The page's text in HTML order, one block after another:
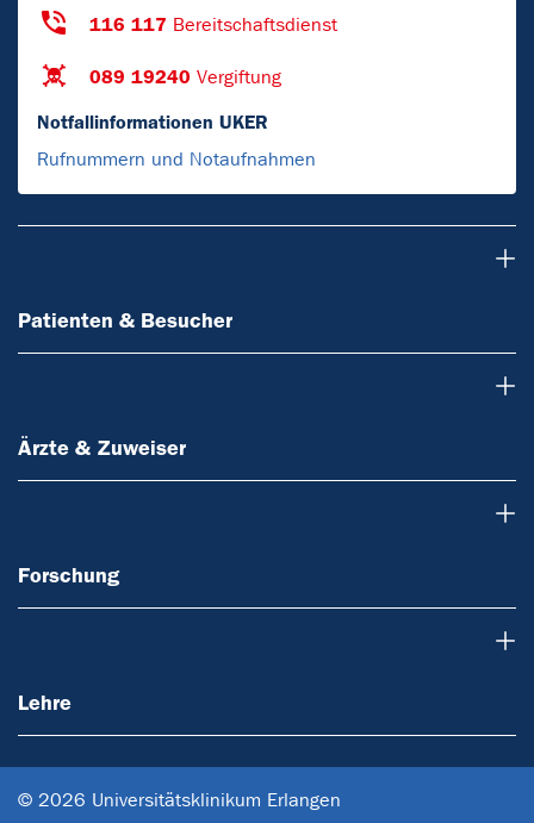
116 117 Bereitschaftsdienst
089 19240 Vergiftung
Notfallinformationen UKER
Rufnummern und Notaufnahmen
Patienten & Besucher
Ärzte & Zuweiser
Forschung
Lehre
© 2026 Universitätsklinikum Erlangen